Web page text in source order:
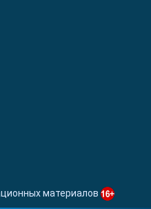
материалов